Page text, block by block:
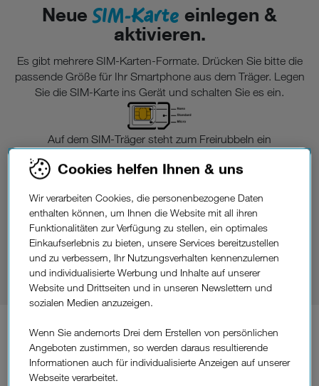
Neue SIM-Karte einlegen &
aktivieren.
Es gibt mehrere SIM-Karten-Formate. Drücken Sie bitte die
passende Größe für Ihr Smartphone aus dem Träger. Legen
Sie die SIM-Karte ins Gerät und schalten Sie es ein.
Auf dem SIM-Träger steht zum Freirubbeln ein
Sicherheitscode (PIN), der Ihr Gerät vor Missbrauch schützen
kann. Er ist nicht aktiviert, kann aber in den Menü-
Träger steht auch Ihr PUK, ein weiterer Sicherheitscode.
Bewahren Sie die Codes gut auf.
Die SIM-Karte ist max. 30 Minuten nach Zustellung Ihres
Geräts einsatzbereit. Sollte es trotzdem länger dauern, hilft
unser Service-Team unter 0660 30 30 30 weiter.
eSIMstatt physischer SIM-Karte?
Wenn Sie zu Ihrem neuen Gerät keine herkömmliche SIM-
Karte, sondern eSIM bestellt haben, erhalten Sie den QR-
Cookies helfen Ihnen & uns
Wir verarbeiten Cookies, die personenbezogene Daten
enthalten können, um Ihnen die Website mit all ihren
Funktionalitäten zur Verfügung zu stellen, ein optimales
Einkaufserlebnis zu bieten, unsere Services bereitzustellen
und zu verbessern, Ihr Nutzungsverhalten kennenzulernen
und individualisierte Werbung und Inhalte auf unserer
Website und Drittseiten und in unseren Newslettern und
sozialen Medien anzuzeigen.
Wenn Sie andernorts Drei dem Erstellen von persönlichen
Angeboten zustimmen, so werden daraus resultierende
Informationen auch für individualisierte Anzeigen auf unserer
Webseite verarbeitet.